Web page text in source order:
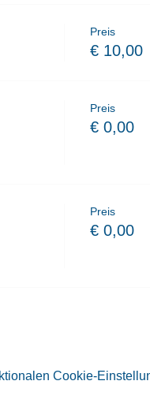
Preis
€ 10,00
Preis
€ 0,00
Preis
€ 0,00
Cookie-